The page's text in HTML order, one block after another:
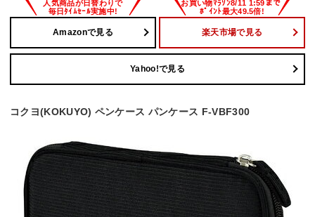
Amazonで見る 楽天市場で見る
Yahoo!で見る
コクヨ(KOKUYO) ペンケース パンケース F-VBF300